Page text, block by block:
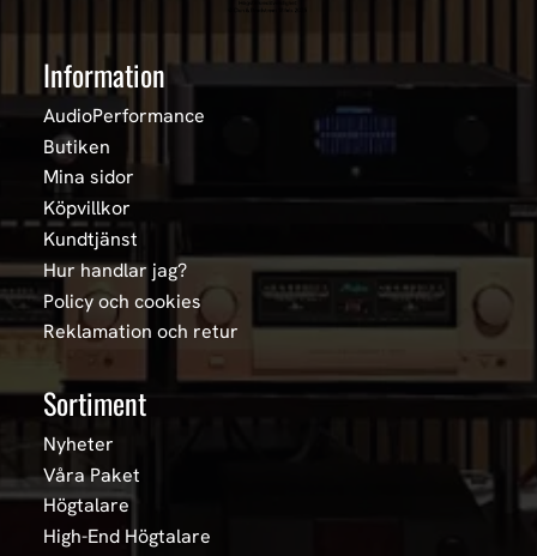
Information
AudioPerformance
Butiken
Mina sidor
Köpvillkor
Kundtjänst
Hur handlar jag?
Policy och cookies
Reklamation och retur
Sortiment
Nyheter
Våra Paket
Högtalare
High-End Högtalare